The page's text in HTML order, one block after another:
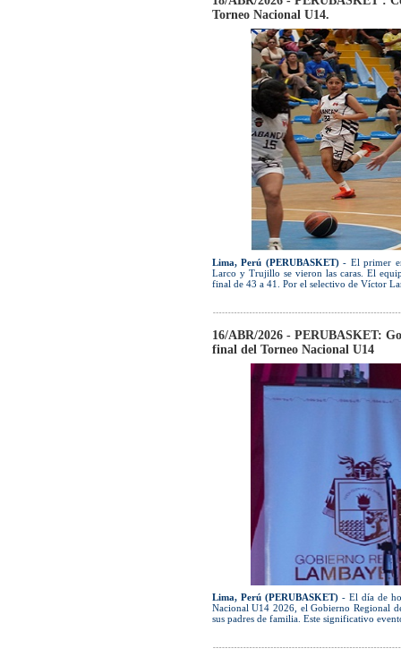
Torneo Nacional U14.
Lima, Perú (PERUBASKET)- El primer
Larco y Trujillo se vieron las caras. El
final de 43 a 41. Por el selectivo de Víctor
16/ABR/2026 - PERUBASKET:
final del Torneo Nacional U14
Lima, Perú (PERUBASKET)- El día de
Nacional U14 2026, el Gobierno Regional
sus padres de familia. Este significativo